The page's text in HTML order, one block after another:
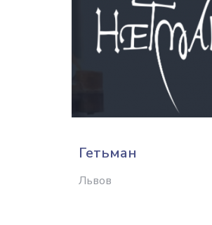
Гетьман
Львов